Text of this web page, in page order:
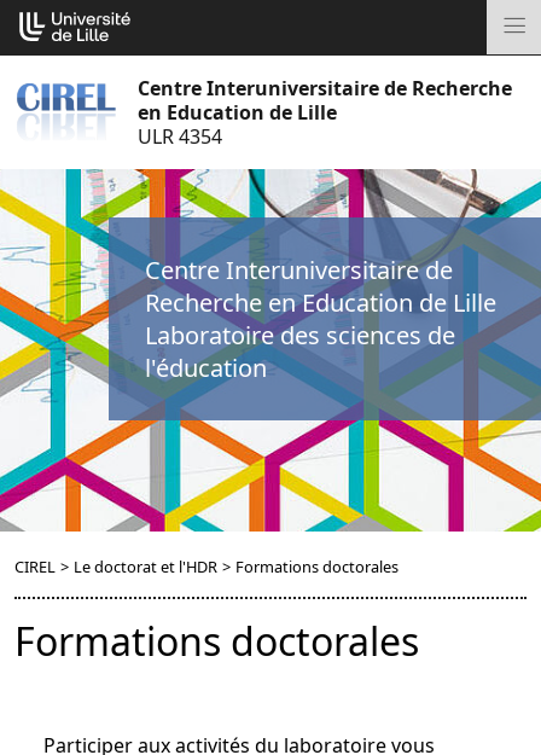
Aller
au
Centre Interuniversitaire de Recherche
en Education de Lille
ULR 4354
Centre Interuniversitaire de
Recherche en Education de Lille
Laboratoire des sciences de
l'éducation
CIREL > Le doctorat et l'HDR > Formations doctorales
Formations doctorales
Participer aux activités du laboratoire vous
Cookies management panel